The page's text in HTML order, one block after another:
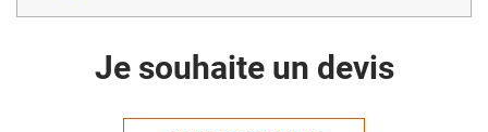
Je souhaite un devis